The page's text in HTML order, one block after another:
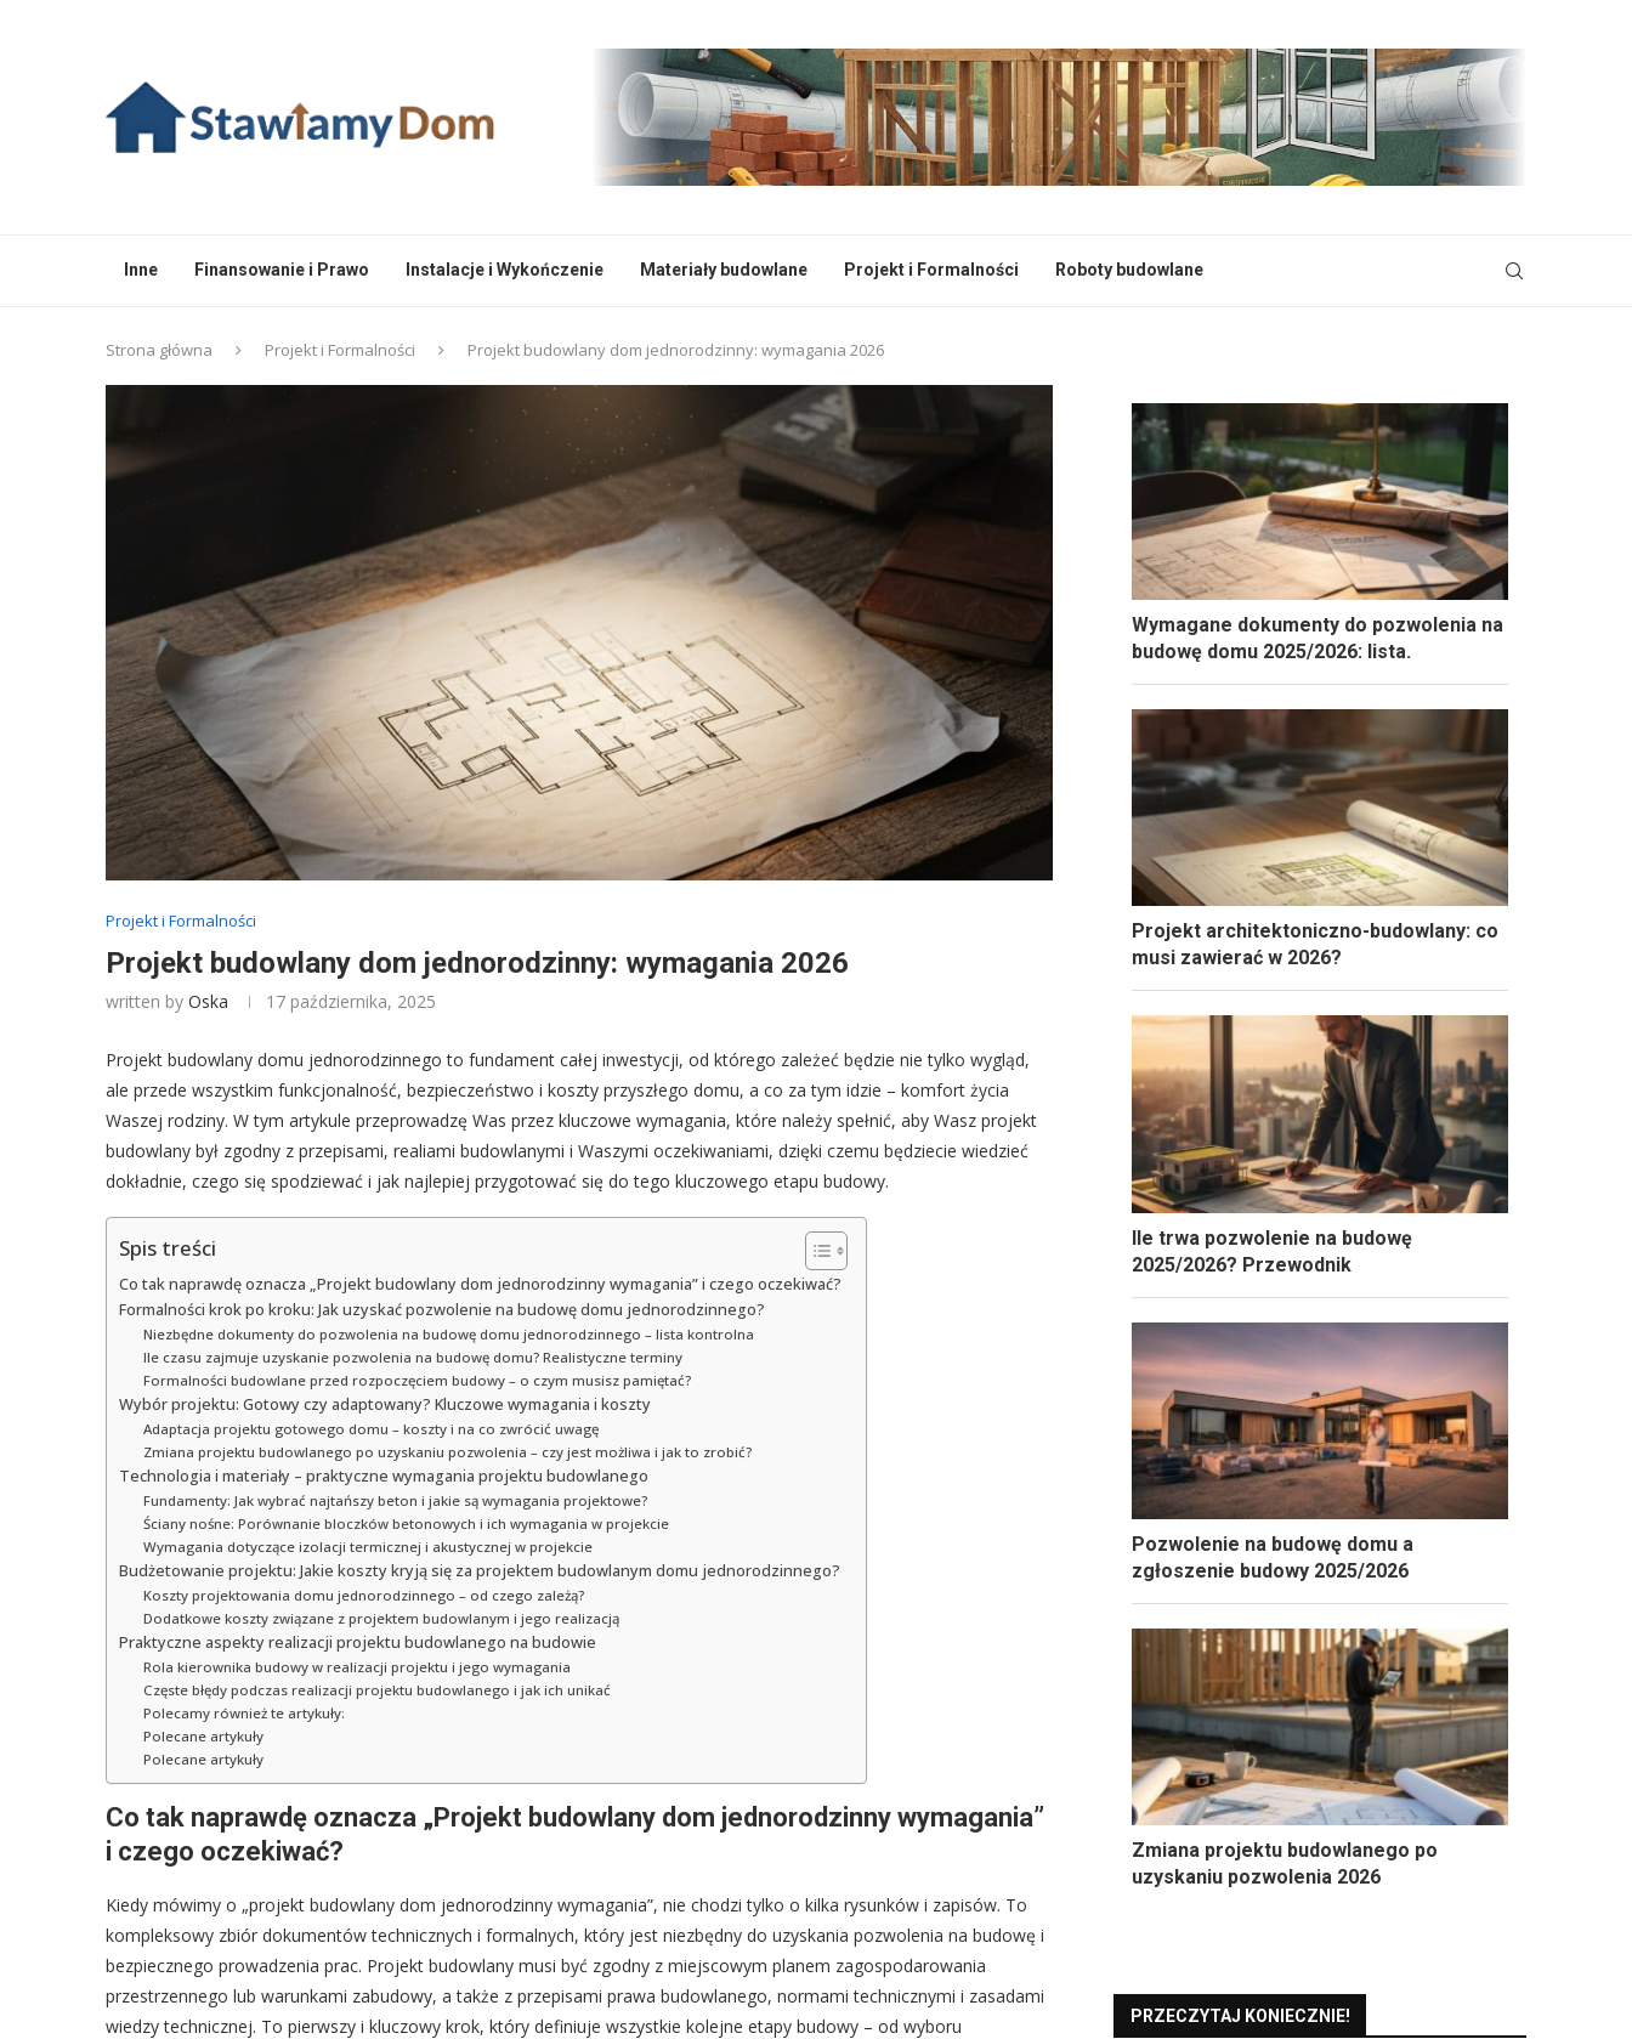
Inne Finansowanie i Prawo Instalacje i Wykończenie Materiały budowlane Projekt i Formalności Roboty budowlane
Strona główna Projekt i Formalności Projekt budowlany dom jednorodzinny: wymagania 2026
Projekt i Formalności
Projekt budowlany dom jednorodzinny: wymagania 2026
written by Oska 17 października, 2025
Projekt budowlany domu jednorodzinnego to fundament całej inwestycji, od którego zależeć będzie nie tylko wygląd,
ale przede wszystkim funkcjonalność, bezpieczeństwo i koszty przyszłego domu, a co za tym idzie – komfort życia
Waszej rodziny. W tym artykule przeprowadzę Was przez kluczowe wymagania, które należy spełnić, aby Wasz projekt
budowlany był zgodny z przepisami, realiami budowlanymi i Waszymi oczekiwaniami, dzięki czemu będziecie wiedzieć
dokładnie, czego się spodziewać i jak najlepiej przygotować się do tego kluczowego etapu budowy.
Spis treści
Co tak naprawdę oznacza „Projekt budowlany dom jednorodzinny wymagania” i czego oczekiwać?
Formalności krok po kroku: Jak uzyskać pozwolenie na budowę domu jednorodzinnego?
Niezbędne dokumenty do pozwolenia na budowę domu jednorodzinnego – lista kontrolna
Ile czasu zajmuje uzyskanie pozwolenia na budowę domu? Realistyczne terminy
Formalności budowlane przed rozpoczęciem budowy – o czym musisz pamiętać?
Wybór projektu: Gotowy czy adaptowany? Kluczowe wymagania i koszty
Adaptacja projektu gotowego domu – koszty i na co zwrócić uwagę
Zmiana projektu budowlanego po uzyskaniu pozwolenia – czy jest możliwa i jak to zrobić?
Technologia i materiały – praktyczne wymagania projektu budowlanego
Fundamenty: Jak wybrać najtańszy beton i jakie są wymagania projektowe?
Ściany nośne: Porównanie bloczków betonowych i ich wymagania w projekcie
Wymagania dotyczące izolacji termicznej i akustycznej w projekcie
Budżetowanie projektu: Jakie koszty kryją się za projektem budowlanym domu jednorodzinnego?
Koszty projektowania domu jednorodzinnego – od czego zależą?
Dodatkowe koszty związane z projektem budowlanym i jego realizacją
Praktyczne aspekty realizacji projektu budowlanego na budowie
Rola kierownika budowy w realizacji projektu i jego wymagania
Częste błędy podczas realizacji projektu budowlanego i jak ich unikać
Polecamy również te artykuły:
Polecane artykuły
Polecane artykuły
Co tak naprawdę oznacza „Projekt budowlany dom jednorodzinny wymagania”
i czego oczekiwać?
Kiedy mówimy o „projekt budowlany dom jednorodzinny wymagania”, nie chodzi tylko o kilka rysunków i zapisów. To
kompleksowy zbiór dokumentów technicznych i formalnych, który jest niezbędny do uzyskania pozwolenia na budowę i
bezpiecznego prowadzenia prac. Projekt budowlany musi być zgodny z miejscowym planem zagospodarowania
przestrzennego lub warunkami zabudowy, a także z przepisami prawa budowlanego, normami technicznymi i zasadami
wiedzy technicznej. To pierwszy i kluczowy krok, który definiuje wszystkie kolejne etapy budowy – od wyboru
Wymagane dokumenty do pozwolenia na
budowę domu 2025/2026: lista.
Projekt architektoniczno-budowlany: co
musi zawierać w 2026?
Ile trwa pozwolenie na budowę
2025/2026? Przewodnik
Pozwolenie na budowę domu a
zgłoszenie budowy 2025/2026
Zmiana projektu budowlanego po
uzyskaniu pozwolenia 2026
PRZECZYTAJ KONIECZNIE!